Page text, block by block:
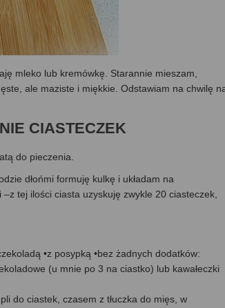
mleko lub kremówkę. Starannie mieszam,
ale maziste i miękkie. Odstawiam na chwilę
CIASTECZEK
do pieczenia.
dłońmi formuję kulkę i układam na
tej ilości ciasta uzyskuję zwykle 20 ciasteczek,
•z posypką •bez żadnych dodatków:
(u mnie po 3 na ciastko) lub kawałeczki
do ciastek, czasem z tłuczka do mięs, w